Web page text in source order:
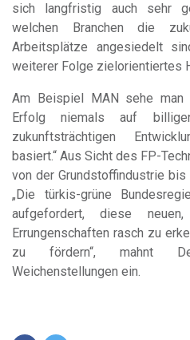
sich langfristig auch sehr
welchen Branchen die
Arbeitsplätze angesiedelt
weiterer Folge zielorientiertes
Am Beispiel MAN sehe man
Erfolg niemals auf
zukunftsträchtigen
basiert.“ Aus Sicht des FP-
von der Grundstoffindustrie
„Die türkis-grüne
aufgefordert, diese
Errungenschaften rasch zu
zu fördern“, mahnt
Weichenstellungen ein.